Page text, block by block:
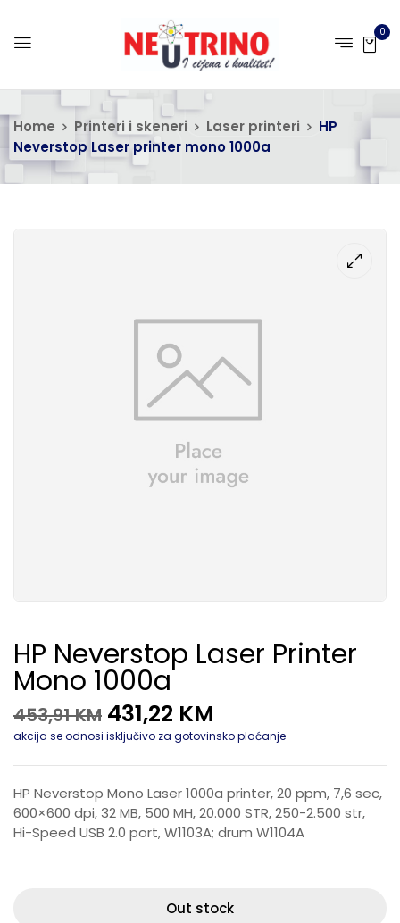
0
Home Printeri i skeneri Laser printeri
HP
Neverstop Laser printer mono 1000a
HP Neverstop Laser Printer
Mono 1000a
453,91KM 431,22 KM
akcija se odnosi isključivo za gotovinsko plaćanje
HP Neverstop Mono Laser 1000a printer, 20 ppm, 7,6 sec,
600×600 dpi, 32 MB, 500 MH, 20.000 STR, 250-2.500 str,
Hi-Speed USB 2.0 port, W1103A; drum W1104A
Out stock